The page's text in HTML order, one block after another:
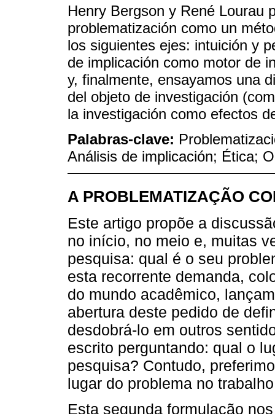
Henry Bergson y René Lourau
problematización como un
los siguientes ejes: intuición y
de implicación como motor de
y, finalmente, ensayamos una
del objeto de investigación
la investigación como efectos
Palabras-clave:
Análisis de implicación; Ética;
A PROBLEMATIZAÇÃO
Este artigo propõe a
no início, no meio e, muitas
pesquisa: qual é o seu
esta recorrente demanda,
do mundo acadêmico,
abertura deste pedido de
desdobrá-lo em outros
escrito perguntando: qual o
pesquisa? Contudo,
lugar do problema no
Esta segunda formulação